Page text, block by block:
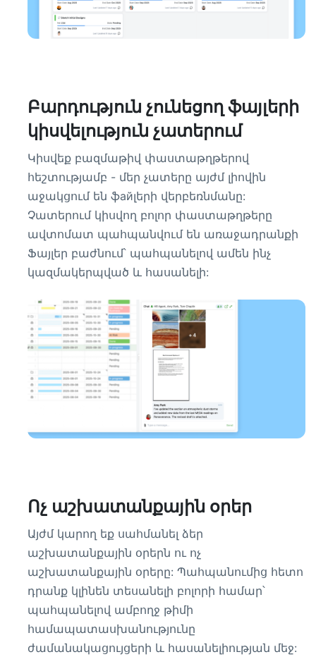
Բարդություն չունեցող ֆայլերի
կիսվելություն չատերում
Կիսվեք բազմաթիվ փաստաթղթերով
հեշտությամբ - մեր չատերը այժմ լիովին
աջակցում են ֆайլերի վերբեռնմանը:
Չատերում կիսվող բոլոր փաստաթղթերը
ավտոմատ պահպանվում են առաջադրանքի
Ֆայլեր բաժնում՝ պահպանելով ամեն ինչ
կազմակերպված և հասանելի:
Ոչ աշխատանքային օրեր
Այժմ կարող եք սահմանել ձեր
աշխատանքային օրերն ու ոչ
աշխատանքային օրերը: Պահպանումից հետո
դրանք կլինեն տեսանելի բոլորի համար՝
պահպանելով ամբողջ թիմի
համապատասխանությունը
ժամանակացույցերի և հասանելիության մեջ: